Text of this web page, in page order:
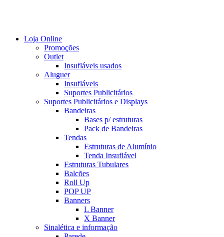
Loja Online
Promoções
Outlet
Insufláveis usados
Aluguer
Insufláveis
Suportes Publicitários
Suportes Publicitários e Displays
Bandeiras
Bases p/ estruturas
Pack de Bandeiras
Tendas
Estruturas de Alumínio
Tenda Insuflável
Estruturas Tubulares
Balcões
Roll Up
POP UP
Banners
L Banner
X Banner
Sinalética e informação